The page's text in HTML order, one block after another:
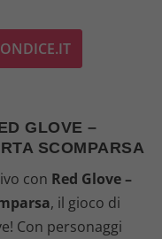
GLOVE –
SCOMPARSA
con Red Glove –
, il gioco di
Con personaggi